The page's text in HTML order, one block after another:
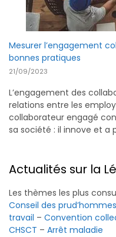
Mesurer l’engagement
bonnes pratiques
21/09/2023
L’engagement des
relations entre les
collaborateur engagé
sa société : il innove et a
Actualités sur la
Les thèmes les plus
Conseil des prud’hommes
travail – Convention
CHSCT – Arrêt maladie